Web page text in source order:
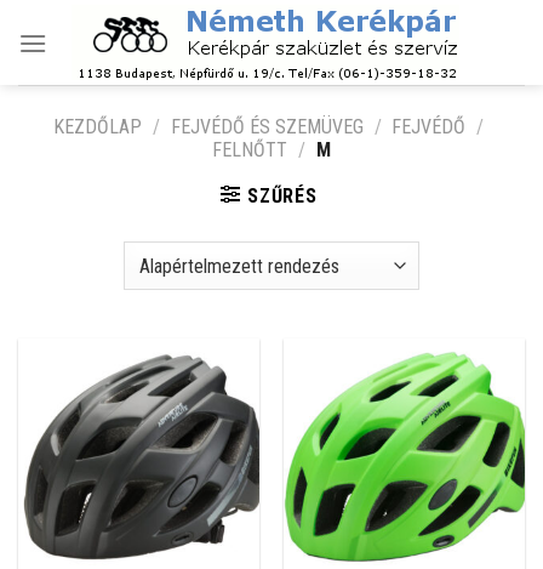
KEZDŐLAP / FEJVÉDŐ ÉS SZEMÜVEG / FEJVÉDŐ /
FELNŐTT / M
SZŰRÉS